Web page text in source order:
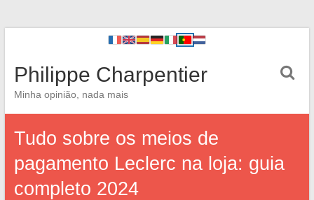
Philippe Charpentier
Minha opinião, nada mais
Tudo sobre os meios de
pagamento Leclerc na loja: guia
completo 2024